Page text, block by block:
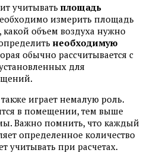
учитывать площадь
измерить площадь
какой объем воздуха нужно
необходимую
обычно рассчитывается с
для
играет немалую роль.
в помещении, тем выше
Важно помнить, что каждый
определенное количество
учитывать при расчетах.